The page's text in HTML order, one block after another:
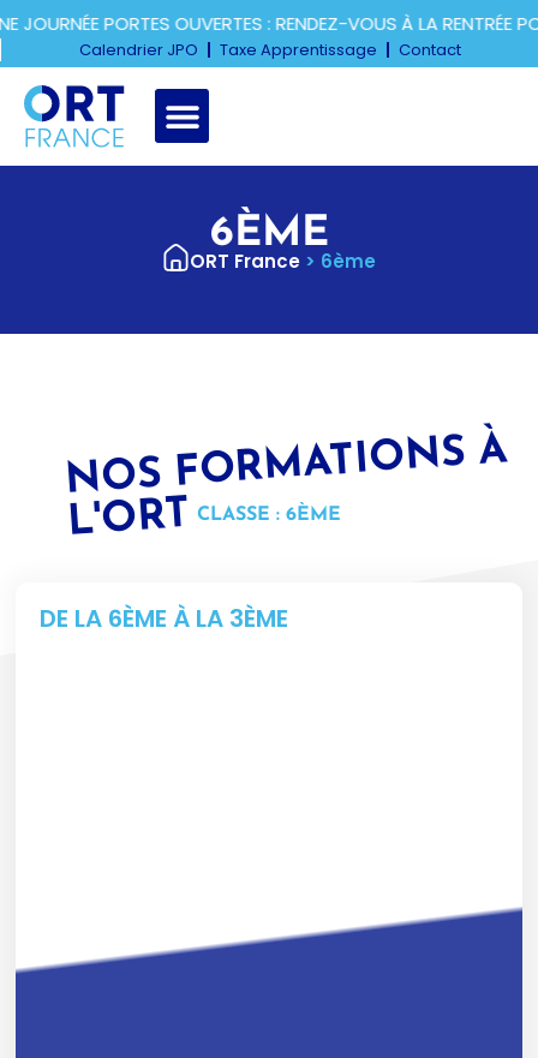
JOURNÉE PORTES OUVERTES : RENDEZ-VOUS À LA RENTRÉE
Calendrier JPO Taxe Apprentissage Contact
6ÈME
ORT France > 6ème
N
OS F
OR
MATI
O
NS À
L'
ORT CLASSE : 6ÈME
DE LA 6ÈME À LA 3ÈME